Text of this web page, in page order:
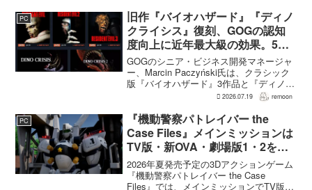
果だと説明。そのうえで、同社らし...
PC
旧作『バイオハザード』『ディノ
クライシス』復刻、GOGの認知
度向上に近年最大級の効果。5作
品は90％超の肯定的評価
GOGのシニア・ビジネス開発マネージャ
ー、Marcin Paczyński氏は、クラシック
版『バイオハザード』3作品と『ディノク
ライシス』2作品の復刻が、近年のGOG
上に認知度向上へ貢献したと語った。現
在...
2026.07.19 remoon
PC
『機動警察パトレイバー the
Case Files』メインミッションは
TV版・新OVA・劇場版1・2をカ
バー。零式とヘルハウンドを動か
すため“アナザーサイドミッショ
2026年夏発売予定の3Dアクションゲーム
『機動警察パトレイバー the Case
Files』では、メインミッションでTV版、